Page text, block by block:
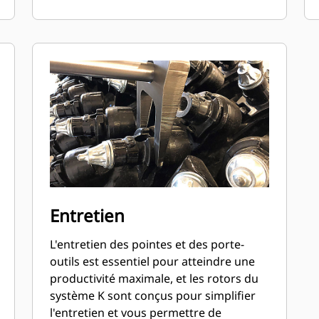
Entretien
L'entretien des pointes et des porte-
outils est essentiel pour atteindre une
productivité maximale, et les rotors du
système K sont conçus pour simplifier
l'entretien et vous permettre de